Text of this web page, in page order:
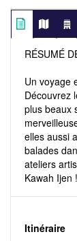
RÉSUMÉ
Un voyage
Découvrez
plus beaux
elles aussi
balades
ateliers
Kawah Ijen !
Itinéraire